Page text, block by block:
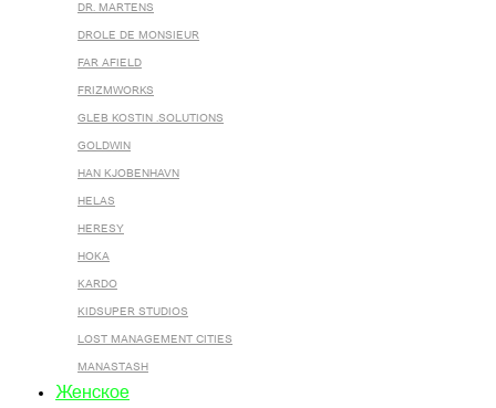
DR. MARTENS
DROLE DE MONSIEUR
FAR AFIELD
FRIZMWORKS
GLEB KOSTIN .SOLUTIONS
GOLDWIN
HAN KJOBENHAVN
HELAS
HERESY
HOKA
KARDO
KIDSUPER STUDIOS
LOST MANAGEMENT CITIES
MANASTASH
Женское